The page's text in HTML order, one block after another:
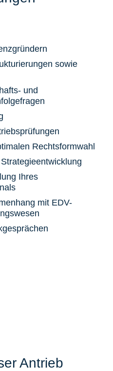
sowie
und
Rechtsformwahl
Ihres
mit EDV-
Antrieb